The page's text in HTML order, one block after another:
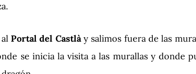
alPortal del Castlày salimos fuera de las
se inicia la visita a las murallas y donde